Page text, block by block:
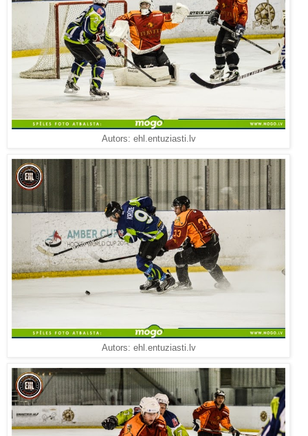
Autors: ehl.entuziasti.lv
Autors: ehl.entuziasti.lv